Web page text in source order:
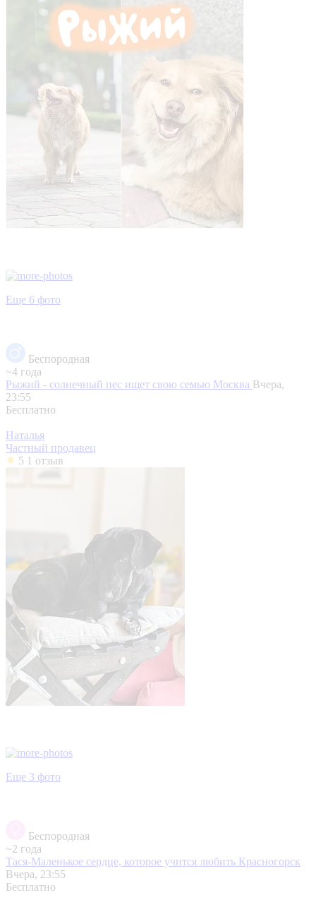
Еще 6 фото
Беспородная
~4 года
Рыжий - солнечный пес ищет свою семью Москва Вчера,
23:55
Бесплатно
Наталья
Частный продавец
5 1 отзыв
Еще 3 фото
Беспородная
~2 года
Тася-Маленькое сердце, которое учится любить Красногорск
Вчера, 23:55
Бесплатно